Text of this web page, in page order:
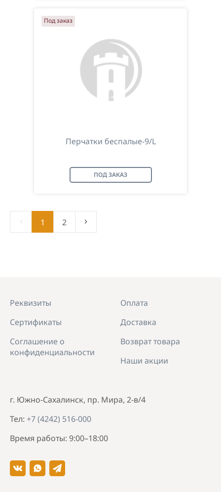
Перчатки беспалые-9/L
ПОД ЗАКАЗ
Под заказ
‹ 1 2 ›
г. Южно-Сахалинск, пр. Мира, 2-в/4
Тел: +7 (4242) 516-000
Время работы: 9:00–18:00
Реквизиты
Сертификаты
Соглашение о
конфиденциальности
Оплата
Доставка
Возврат товара
Наши акции